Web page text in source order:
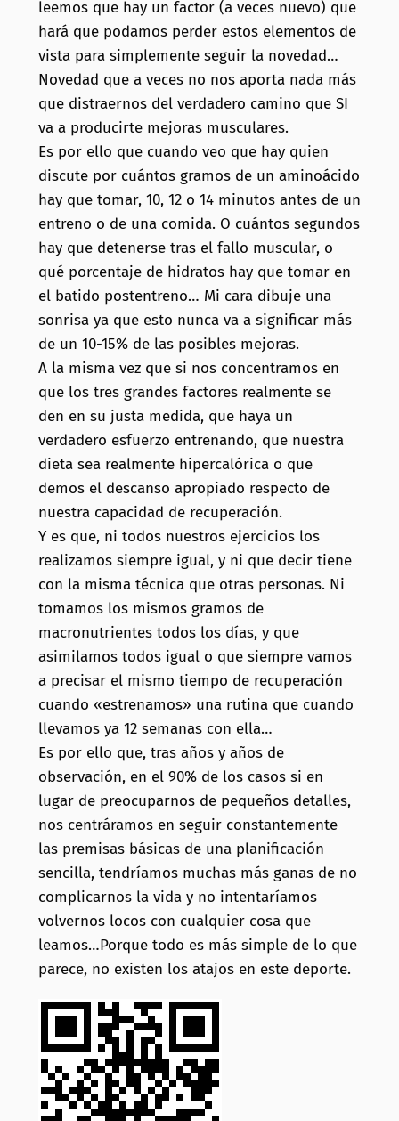
leemos que hay un factor (a veces nuevo) que
hará que podamos perder estos elementos de
vista para simplemente seguir la novedad…
Novedad que a veces no nos aporta nada más
que distraernos del verdadero camino que SI
va a producirte mejoras musculares.
Es por ello que cuando veo que hay quien
discute por cuántos gramos de un aminoácido
hay que tomar, 10, 12 o 14 minutos antes de un
entreno o de una comida. O cuántos segundos
hay que detenerse tras el fallo muscular, o
qué porcentaje de hidratos hay que tomar en
el batido postentreno… Mi cara dibuje una
sonrisa ya que esto nunca va a significar más
de un 10-15% de las posibles mejoras.
A la misma vez que si nos concentramos en
que los tres grandes factores realmente se
den en su justa medida, que haya un
verdadero esfuerzo entrenando, que nuestra
dieta sea realmente hipercalórica o que
demos el descanso apropiado respecto de
nuestra capacidad de recuperación.
Y es que, ni todos nuestros ejercicios los
realizamos siempre igual, y ni que decir tiene
con la misma técnica que otras personas. Ni
tomamos los mismos gramos de
macronutrientes todos los días, y que
asimilamos todos igual o que siempre vamos
a precisar el mismo tiempo de recuperación
cuando «estrenamos» una rutina que cuando
llevamos ya 12 semanas con ella…
Es por ello que, tras años y años de
observación, en el 90% de los casos si en
lugar de preocuparnos de pequeños detalles,
nos centráramos en seguir constantemente
las premisas básicas de una planificación
sencilla, tendríamos muchas más ganas de no
complicarnos la vida y no intentaríamos
volvernos locos con cualquier cosa que
leamos…Porque todo es más simple de lo que
parece, no existen los atajos en este deporte.